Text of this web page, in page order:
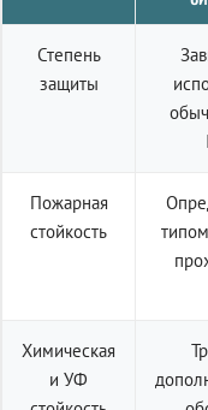
Степень
защиты
Пожарная
стойкость
Химическая
и УФ